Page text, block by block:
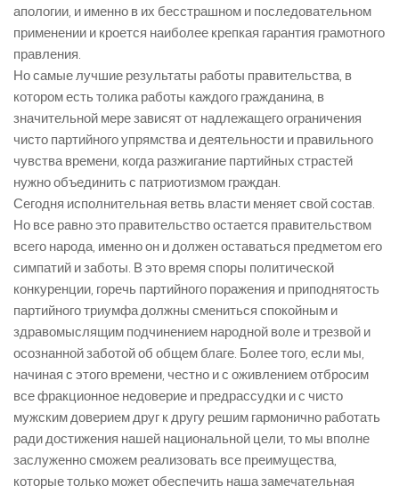
апологии, и именно в их бесстрашном и последовательном
применении и кроется наиболее крепкая гарантия грамотного
правления.
Но самые лучшие результаты работы правительства, в
котором есть толика работы каждого гражданина, в
значительной мере зависят от надлежащего ограничения
чисто партийного упрямства и деятельности и правильного
чувства времени, когда разжигание партийных страстей
нужно объединить с патриотизмом граждан.
Сегодня исполнительная ветвь власти меняет свой состав.
Но все равно это правительство остается правительством
всего народа, именно он и должен оставаться предметом его
симпатий и заботы. В это время споры политической
конкуренции, горечь партийного поражения и приподнятость
партийного триумфа должны смениться спокойным и
здравомыслящим подчинением народной воле и трезвой и
осознанной заботой об общем благе. Более того, если мы,
начиная с этого времени, честно и с оживлением отбросим
все фракционное недоверие и предрассудки и с чисто
мужским доверием друг к другу решим гармонично работать
ради достижения нашей национальной цели, то мы вполне
заслуженно сможем реализовать все преимущества,
которые только может обеспечить наша замечательная